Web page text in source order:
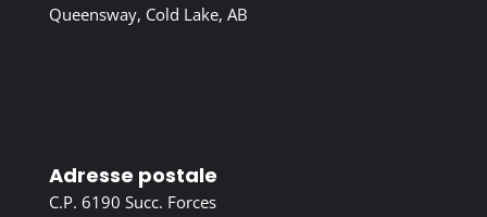
Queensway, Cold Lake, AB
Adresse postale
C.P. 6190 Succ. Forces